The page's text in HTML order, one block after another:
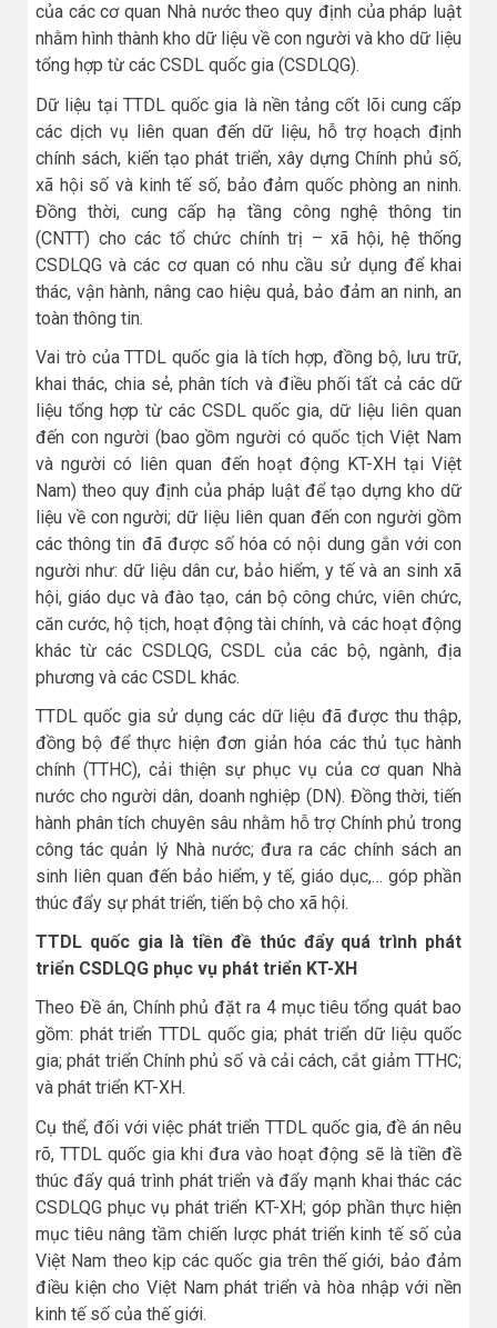
của các cơ quan Nhà nước theo quy định của pháp luật
nhằm hình thành kho dữ liệu về con người và kho dữ liệu
tổng hợp từ các CSDL quốc gia (CSDLQG).
Dữ liệu tại TTDL quốc gia là nền tảng cốt lõi cung cấp
các dịch vụ liên quan đến dữ liệu, hỗ trợ hoạch định
chính sách, kiến tạo phát triển, xây dựng Chính phủ số,
xã hội số và kinh tế số, bảo đảm quốc phòng an ninh.
Đồng thời, cung cấp hạ tầng công nghệ thông tin
(CNTT) cho các tổ chức chính trị – xã hội, hệ thống
CSDLQG và các cơ quan có nhu cầu sử dụng để khai
thác, vận hành, nâng cao hiệu quả, bảo đảm an ninh, an
toàn thông tin.
Vai trò của TTDL quốc gia là tích hợp, đồng bộ, lưu trữ,
khai thác, chia sẻ, phân tích và điều phối tất cả các dữ
liệu tổng hợp từ các CSDL quốc gia, dữ liệu liên quan
đến con người (bao gồm người có quốc tịch Việt Nam
và người có liên quan đến hoạt động KT-XH tại Việt
Nam) theo quy định của pháp luật để tạo dựng kho dữ
liệu về con người; dữ liệu liên quan đến con người gồm
các thông tin đã được số hóa có nội dung gắn với con
người như: dữ liệu dân cư, bảo hiểm, y tế và an sinh xã
hội, giáo dục và đào tạo, cán bộ công chức, viên chức,
căn cước, hộ tịch, hoạt động tài chính, và các hoạt động
khác từ các CSDLQG, CSDL của các bộ, ngành, địa
phương và các CSDL khác.
TTDL quốc gia sử dụng các dữ liệu đã được thu thập,
đồng bộ để thực hiện đơn giản hóa các thủ tục hành
chính (TTHC), cải thiện sự phục vụ của cơ quan Nhà
nước cho người dân, doanh nghiệp (DN). Đồng thời, tiến
hành phân tích chuyên sâu nhằm hỗ trợ Chính phủ trong
công tác quản lý Nhà nước; đưa ra các chính sách an
sinh liên quan đến bảo hiểm, y tế, giáo dục,… góp phần
thúc đẩy sự phát triển, tiến bộ cho xã hội.
TTDL quốc gia là tiền đề thúc đẩy quá trình phát
triển CSDLQG phục vụ phát triển KT-XH
Theo Đề án, Chính phủ đặt ra 4 mục tiêu tổng quát bao
gồm: phát triển TTDL quốc gia; phát triển dữ liệu quốc
gia; phát triển Chính phủ số và cải cách, cắt giảm TTHC;
và phát triển KT-XH.
Cụ thể, đối với việc phát triển TTDL quốc gia, đề án nêu
rõ, TTDL quốc gia khi đưa vào hoạt động sẽ là tiền đề
thúc đẩy quá trình phát triển và đẩy mạnh khai thác các
CSDLQG phục vụ phát triển KT-XH; góp phần thực hiện
mục tiêu nâng tầm chiến lược phát triển kinh tế số của
Việt Nam theo kịp các quốc gia trên thế giới, bảo đảm
điều kiện cho Việt Nam phát triển và hòa nhập với nền
kinh tế số của thế giới.